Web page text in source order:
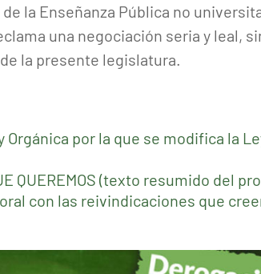
la Enseñanza Pública no
una negociación seria y leal,
la presente legislatura.
por la que se modifica la
QUEREMOS (texto resumido del
con las reivindicaciones que